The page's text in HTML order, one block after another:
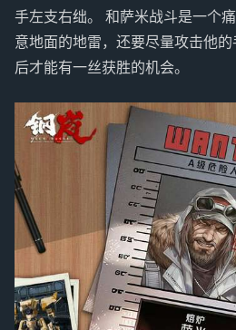
手左支右绌。 和萨米战斗是一个
意地面的地雷，还要尽量攻击他
后才能有一丝获胜的机会。